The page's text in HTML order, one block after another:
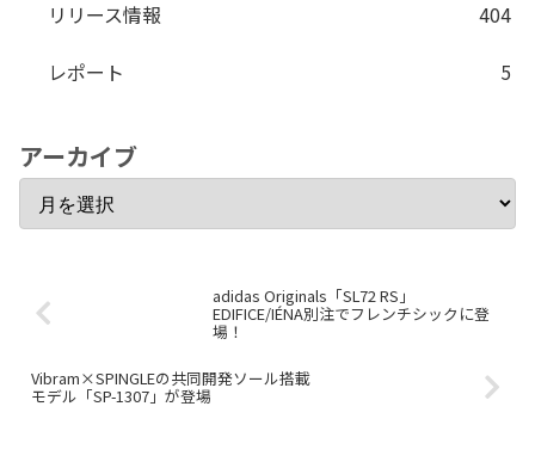
リリース情報
404
レポート
5
アーカイブ
adidas Originals「SL72 RS」
EDIFICE/IÉNA別注でフレンチシックに登
場！
Vibram×SPINGLEの共同開発ソール搭載
モデル「SP-1307」が登場